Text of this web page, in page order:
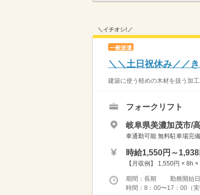
＼イチオシ!／
一般派遣
＼＼土日祝休み／／
建築に使う軽めの木材を扱う加
フォークリフト
岐阜県美濃加茂市/
車通勤可能 無料駐車場完備
時給1,550円～1,938
【月収例】 1,550円 × 8h
期間：長期 勤務開始日
時間：8：00〜17：00（